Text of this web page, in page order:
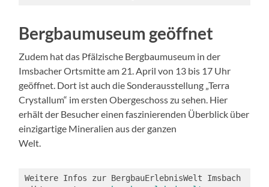
Bergbaumuseum geöffnet
Zudem hat das Pfälzische Bergbaumuseum in der
Imsbacher Ortsmitte am 21. April von 13 bis 17 Uhr
geöffnet. Dort ist auch die Sonderausstellung „Terra
Crystallum“ im ersten Obergeschoss zu sehen. Hier
erhält der Besucher einen faszinierenden Überblick über
einzigartige Mineralien aus der ganzen
Welt.
Weitere Infos zur BergbauErlebnisWelt Imsbach